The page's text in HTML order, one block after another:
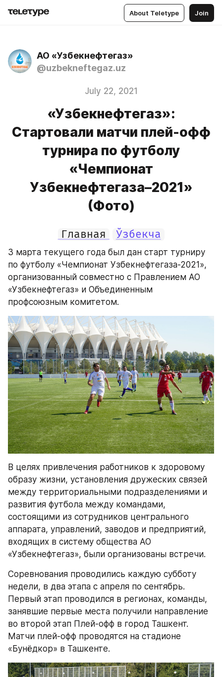
About Teletype Join
АО «Узбекнефтегаз»
@uzbekneftegaz.uz
July 22, 2021
«Узбекнефтегаз»:
Стартовали матчи плей-офф
турнира по футболу
«Чемпионат
Узбекнефтегаза–2021»
(Фото)
Главная Ўзбекча
3 марта текущего года был дан старт турниру
по футболу «Чемпионат Узбекнефтегаза-2021»,
организованный совместно с Правлением АО
«Узбекнефтегаз» и Объединенным
профсоюзным комитетом.
В целях привлечения работников к здоровому
образу жизни, установления дружеских связей
между территориальными подразделениями и
развития футбола между командами,
состоящими из сотрудников центрального
аппарата, управлений, заводов и предприятий,
входящих в систему общества АО
«Узбекнефтегаз», были организованы встречи.
Соревнования проводились каждую субботу
недели, в два этапа с апреля по сентябрь.
Первый этап проводился в регионах, команды,
занявшие первые места получили направление
во второй этап Плей-офф в город Ташкент.
Матчи плей-офф проводятся на стадионе
«Бунёдкор» в Ташкенте.